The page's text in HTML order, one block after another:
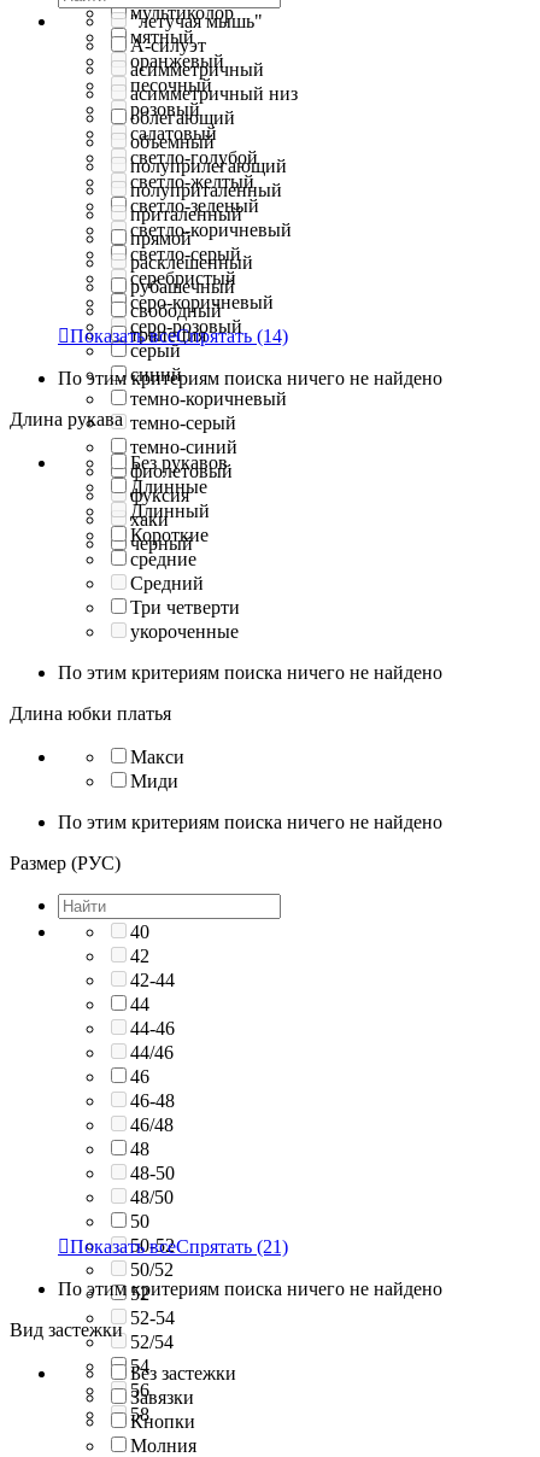
мультиколор
мятный
оранжевый
песочный
розовый
салатовый
светло-голубой
светло-желтый
светло-зеленый
светло-коричневый
светло-серый
серебристый
серо-коричневый
серо-розовый
серый
синий
темно-коричневый
темно-серый
темно-синий
фиолетовый
фуксия
хаки
черный
"летучая мышь"
А-силуэт
асимметричный
асимметричный низ
облегающий
объемный
полуприлегающий
полуприталенный
приталенный
прямой
расклешенный
рубашечный
свободный
трапеция
Показать всеСпрятать (14)
По этим критериям поиска ничего не найдено
Длина рукава
Без рукавов
Длинные
Длинный
Короткие
средние
Средний
Три четверти
укороченные
По этим критериям поиска ничего не найдено
Длина юбки платья
Макси
Миди
По этим критериям поиска ничего не найдено
Размер (РУС)
40
42
42-44
44
44-46
44/46
46
46-48
46/48
48
48-50
48/50
50
50-52
50/52
52
52-54
52/54
54
56
58
Показать всеСпрятать (21)
По этим критериям поиска ничего не найдено
Вид застежки
Без застежки
Завязки
Кнопки
Молния